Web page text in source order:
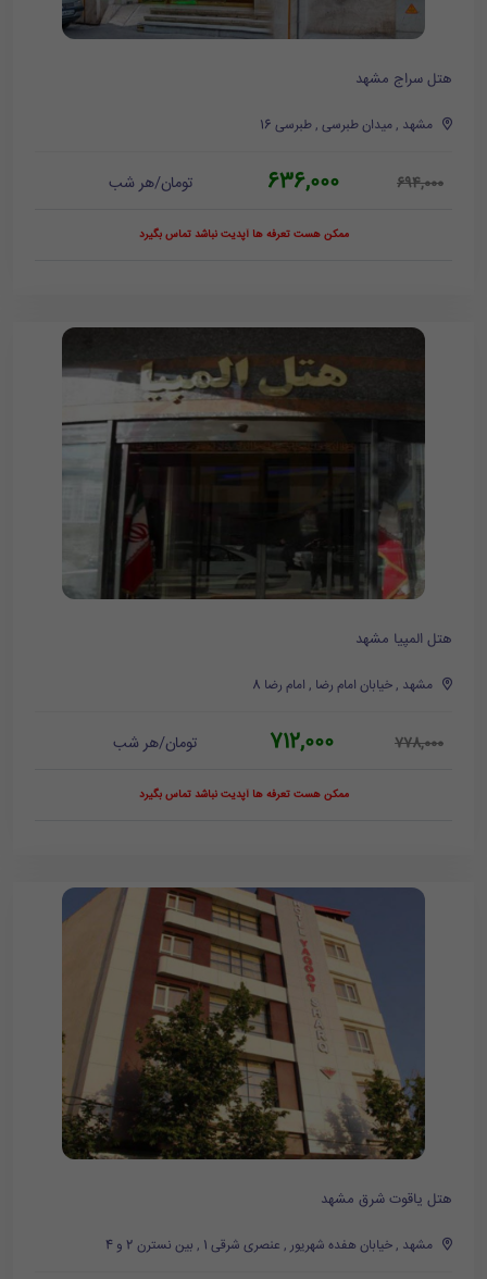
هتل سراج مشهد
مشهد , میدان طبرسی , طبرسی 16
694,000
636,000 تومان/هر شب
ممکن هست تعرفه ها آپدیت نباشد تماس بگیرد
هتل المپیا مشهد
مشهد , خیابان امام رضا , امام رضا 8
778,000
712,000 تومان/هر شب
ممکن هست تعرفه ها آپدیت نباشد تماس بگیرد
هتل یاقوت شرق مشهد
مشهد , خیابان هفده شهریور , عنصری شرقی 1 , بین نسترن 2 و 4